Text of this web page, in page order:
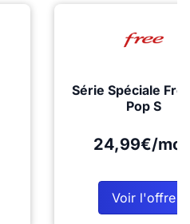
Série Spéciale
Pop S
24,99€/
Voir l'offre